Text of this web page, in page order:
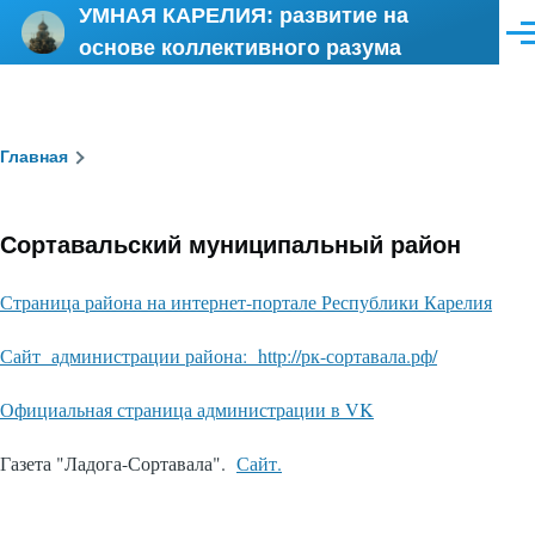
Перейти к основному содержанию
УМНАЯ КАРЕЛИЯ: развитие на
основе коллективного разума
Строка
Главная
Сортавальский муниципальный район
Страница района на интернет-портале Республики Карелия
Сайт администрации района: http://рк-сортавала.рф/
Официальная страница администрации в VK
Газета "Ладога-Сортавала". Сайт.